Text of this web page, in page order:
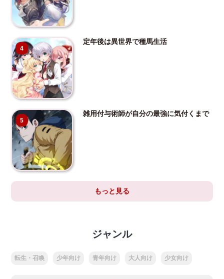
4
定年後は異世界で種馬生活
5
雑用付与術師が自分の最強に気付くまで
もっと見る
ジャンル
転生・召喚 少年向け 青年向け 大人向け 少女向け